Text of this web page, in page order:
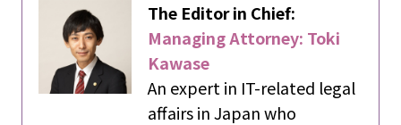
The Editor in Chief:
Managing Attorney: Toki
Kawase
An expert in IT-related legal
affairs in Japan who